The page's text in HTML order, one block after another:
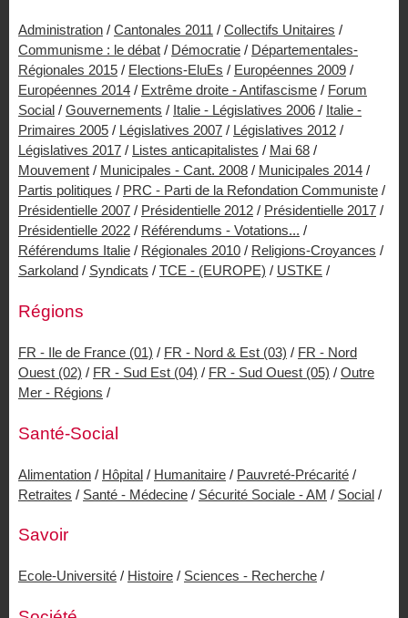
Administration / Cantonales 2011 / Collectifs Unitaires /
Communisme : le débat / Démocratie / Départementales-
Régionales 2015 / Elections-EluEs / Européennes 2009 /
Européennes 2014 / Extrême droite - Antifascisme / Forum
Social / Gouvernements / Italie - Législatives 2006 / Italie -
Primaires 2005 / Législatives 2007 / Législatives 2012 /
Législatives 2017 / Listes anticapitalistes / Mai 68 /
Mouvement / Municipales - Cant. 2008 / Municipales 2014 /
Partis politiques / PRC - Parti de la Refondation Communiste /
Présidentielle 2007 / Présidentielle 2012 / Présidentielle 2017 /
Présidentielle 2022 / Référendums - Votations... /
Référendums Italie / Régionales 2010 / Religions-Croyances /
Sarkoland / Syndicats / TCE - (EUROPE) / USTKE /
Régions
FR - Ile de France (01) / FR - Nord & Est (03) / FR - Nord
Ouest (02) / FR - Sud Est (04) / FR - Sud Ouest (05) / Outre
Mer - Régions /
Santé-Social
Alimentation / Hôpital / Humanitaire / Pauvreté-Précarité /
Retraites / Santé - Médecine / Sécurité Sociale - AM / Social /
Savoir
Ecole-Université / Histoire / Sciences - Recherche /